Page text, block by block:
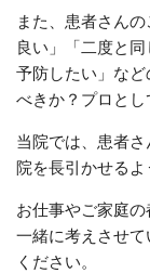
また、患者さん
良い」「二度と
予防したい」な
べきか？プロとし
当院では、患者
院を長引かせるよ
お仕事やご家庭
一緒に考えさせ
ください。